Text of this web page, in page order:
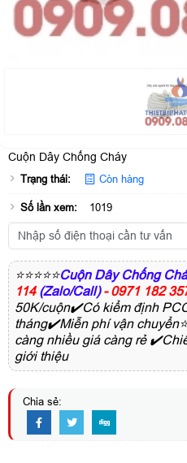
Cuộn Dây Chống Cháy
Trạng thái: Còn hàng
Số lần xem: 1019
⭐⭐⭐⭐⭐Cuộn Dây Chống
114(Zalo/Call) - 0971 182
50K/cuộn✔️Có kiểm định
tháng✔️Miễn phí vận
càng nhiều giá càng rẻ
giới thiệu
Chia sẻ: